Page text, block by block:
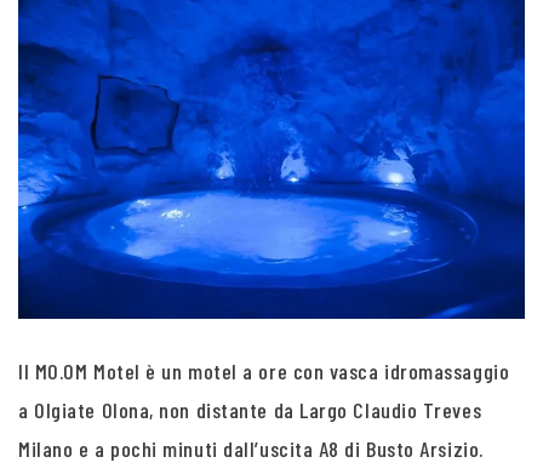
Il MO.OM Motel è un motel a ore con vasca idromassaggio
a Olgiate Olona, non distante da Largo Claudio Treves
Milano e a pochi minuti dall’uscita A8 di Busto Arsizio.